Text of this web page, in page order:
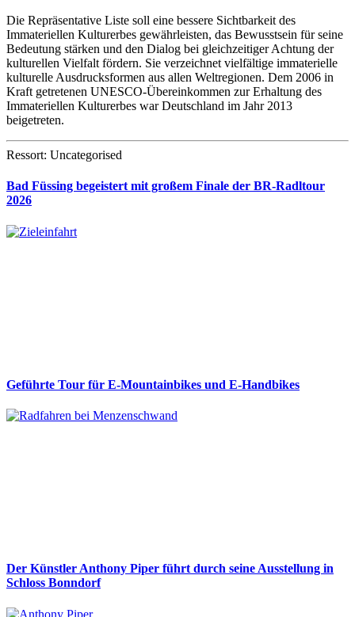
Die Repräsentative Liste soll eine bessere Sichtbarkeit des
Immateriellen Kulturerbes ge­währleisten, das Bewusstsein für seine
Bedeutung stärken und den Dialog bei gleichzeitiger Achtung der
kulturellen Vielfalt fördern. Sie verzeichnet vielfältige immaterielle
kulturelle Aus­drucksformen aus allen Weltregionen. Dem 2006 in
Kraft getretenen UNESCO-Übereinkom­men zur Erhaltung des
Immateriellen Kulturerbes war Deutschland im Jahr 2013
beigetreten.
Ressort: Uncategorised
Bad Füssing begeistert mit großem Finale der BR-Radltour
2026
Geführte Tour für E-Mountainbikes und E-Handbikes
Der Künstler Anthony Piper führt durch seine Ausstellung in
Schloss Bonndorf